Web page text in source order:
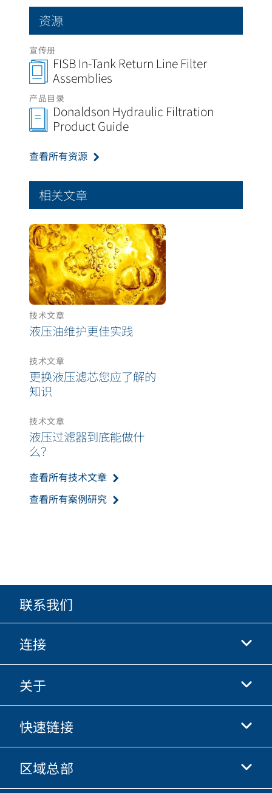
资源
宣传册
FISB In-Tank Return Line Filter
Assemblies
产品目录
Donaldson Hydraulic Filtration
Product Guide
查看所有资源
相关文章
技术文章
液压油维护更佳实践
技术文章
更换液压滤芯您应了解的
知识
技术文章
液压过滤器到底能做什
么？
查看所有技术文章
查看所有案例研究
联系我们
连接
抖音
快手
优酷
微信
关于
关于我们
商业行为准则
职业发展
快速链接
唐纳森电商网站
区域总部